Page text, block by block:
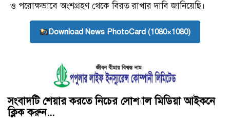
ও পরোক্ষভাবে অংশগ্রহণ থেকে বিরত রাখার দাবি জানিয়েছি।
Download News PhotoCard (1080×1080)
সংবাদটি শেয়ার করতে নিচের সোশ্যাল মিডিয়া আইকনে
ক্লিক করুন...